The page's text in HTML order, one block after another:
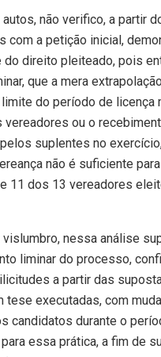
autos, não verifico, a partir
com a petição inicial,
do direito pleiteado, pois
que a mera
do período de licença
vereadores ou o
suplentes no
não é suficiente
11 dos 13 vereadores
vislumbro, nessa análise
liminar do processo,
a partir das
tese executadas, com
candidatos durante o
essa prática, a fim de